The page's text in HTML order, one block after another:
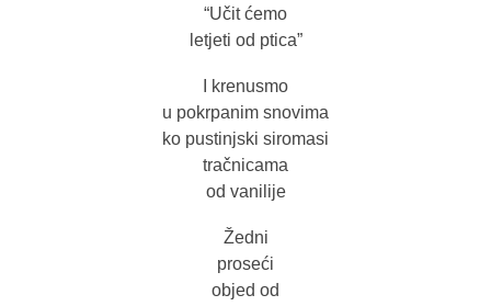
“Učit ćemo
letjeti od ptica”
I krenusmo
u pokrpanim snovima
ko pustinjski siromasi
tračnicama
od vanilije
Žedni
proseći
objed od